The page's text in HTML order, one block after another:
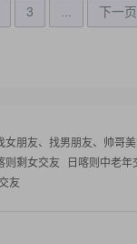
3 下一页
朋友、找男朋友、帅哥
则剩女交友 日喀则中老年
友